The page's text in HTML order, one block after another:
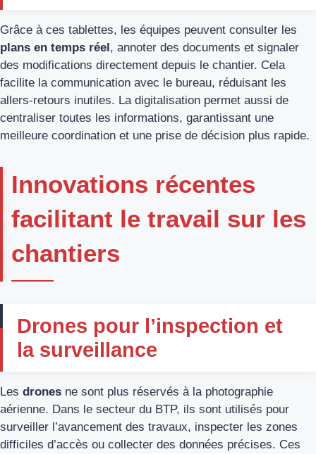
Grâce à ces tablettes, les équipes peuvent consulter les
plans en temps réel, annoter des documents et signaler
des modifications directement depuis le chantier. Cela
facilite la communication avec le bureau, réduisant les
allers-retours inutiles. La digitalisation permet aussi de
centraliser toutes les informations, garantissant une
meilleure coordination et une prise de décision plus rapide.
Innovations récentes
facilitant le travail sur les
chantiers
Drones pour l’inspection et
la surveillance
Les drones ne sont plus réservés à la photographie
aérienne. Dans le secteur du BTP, ils sont utilisés pour
surveiller l’avancement des travaux, inspecter les zones
difficiles d’accès ou collecter des données précises. Ces